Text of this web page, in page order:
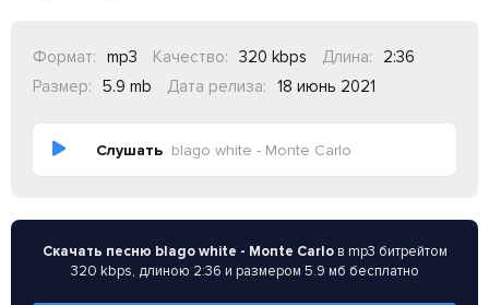
Формат: mp3 Качество: 320 kbps Длина:
2:36
Размер:
5.9 mb Дата релиза: 18 июнь 2021
Слушать blago white - Monte Carlo
Скачать песню blago white - Monte Carloв mp3 битрейтом
320 kbps, длиною 2:36 и размером 5.9 мб бесплатно